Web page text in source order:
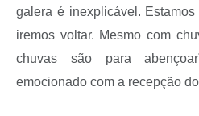
galera é inexplicável.
iremos voltar. Mesmo com
chuvas são para
emocionado com a recepção